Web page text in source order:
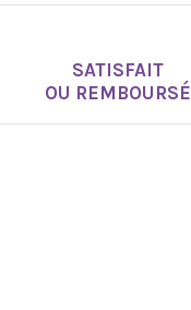
SATISFAIT
OU REMBOURSÉ